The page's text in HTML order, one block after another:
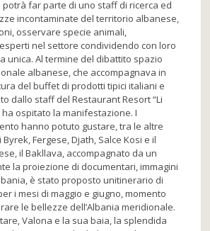
potrà far parte di uno staff di ricerca ed
incontaminate del territorio albanese,
osservare specie animali,
nel settore condividendo con loro
unica. Al termine del dibattito spazio
albanese, che accompagnava in
del buffet di prodotti tipici italiani e
dallo staff del Restaurant Resort “Li
ha ospitato la manifestazione. I
hanno potuto gustare, tra le altre
Fergese, Djath, Salce Kosi e il
il Bakllava, accompagnato da un
la proiezione di documentari, immagini
è stato proposto unitinerario di
i mesi dimaggio e giugno, momento
le bellezze dell’Albania meridionale.
Valona e la sua baia, la splendida